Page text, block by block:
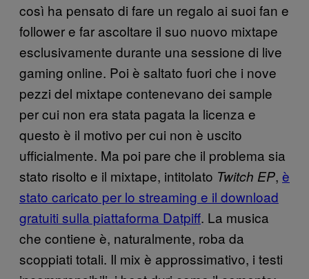
così ha pensato di fare un regalo ai suoi fan e
follower e far ascoltare il suo nuovo mixtape
esclusivamente durante una sessione di live
gaming online. Poi è saltato fuori che i nove
pezzi del mixtape contenevano dei sample
per cui non era stata pagata la licenza e
questo è il motivo per cui non è uscito
ufficialmente. Ma poi pare che il problema sia
stato risolto e il mixtape, intitolato Twitch EP, è
stato caricato per lo streaming e il download
gratuiti sulla piattaforma Datpiff. La musica
che contiene è, naturalmente, roba da
scoppiati totali. Il mix è approssimativo, i testi